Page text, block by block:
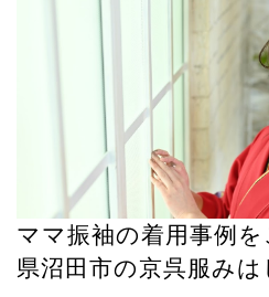
ママ振袖の着用事例
県沼田市の京呉服みは